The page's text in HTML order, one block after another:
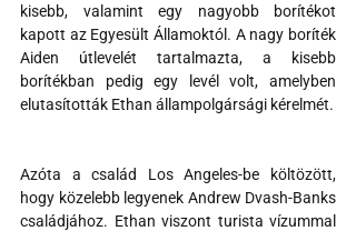
kisebb, valamint egy nagyobb borítékot
kapott az Egyesült Államoktól. A nagy boríték
Aiden útlevelét tartalmazta, a kisebb
borítékban pedig egy levél volt, amelyben
elutasították Ethan állampolgársági kérelmét.
Azóta a család Los Angeles-be költözött,
hogy közelebb legyenek Andrew Dvash-Banks
családjához. Ethan viszont turista vízummal